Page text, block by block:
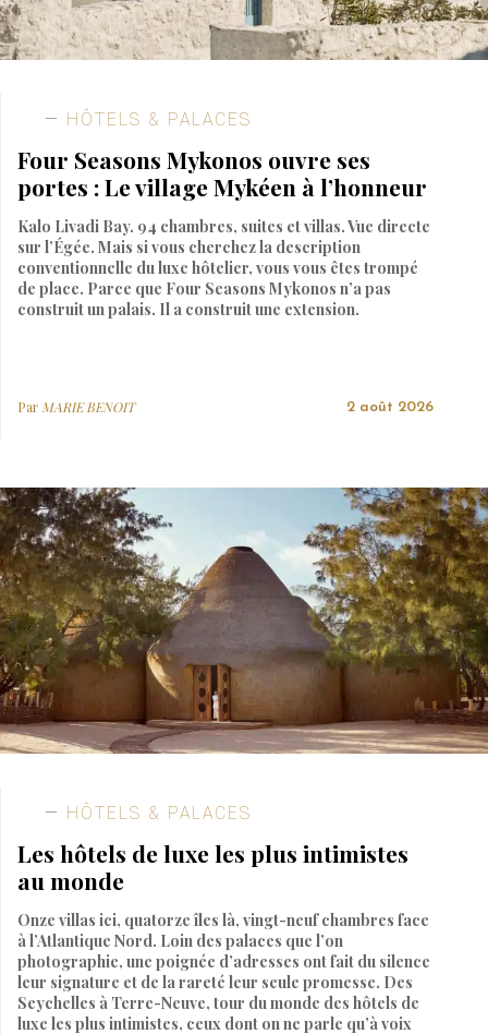
HÔTELS & PALACES
Four Seasons Mykonos ouvre ses
portes : Le village Mykéen à l’honneur
Kalo Livadi Bay. 94 chambres, suites et villas. Vue directe
sur l’Égée. Mais si vous cherchez la description
conventionnelle du luxe hôtelier, vous vous êtes trompé
de place. Parce que Four Seasons Mykonos n’a pas
construit un palais. Il a construit une extension.
Par MARIE BENOIT 2 août 2026
HÔTELS & PALACES
Les hôtels de luxe les plus intimistes
au monde
Onze villas ici, quatorze îles là, vingt-neuf chambres face
à l’Atlantique Nord. Loin des palaces que l’on
photographie, une poignée d’adresses ont fait du silence
leur signature et de la rareté leur seule promesse. Des
Seychelles à Terre-Neuve, tour du monde des hôtels de
luxe les plus intimistes, ceux dont on ne parle qu’à voix